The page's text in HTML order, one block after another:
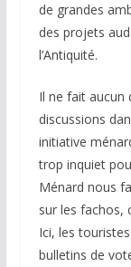
de grandes
des projets
l’Antiquité.
Il ne fait aucun
discussions
initiative
trop inquiet
Ménard nous
sur les fachos,
Ici, les
bulletins de